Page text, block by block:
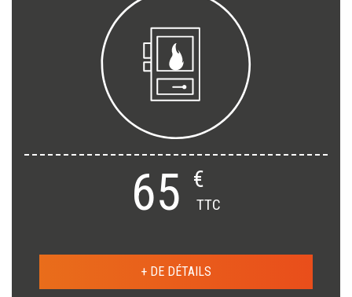
65 €
TTC
+ DE DÉTAILS